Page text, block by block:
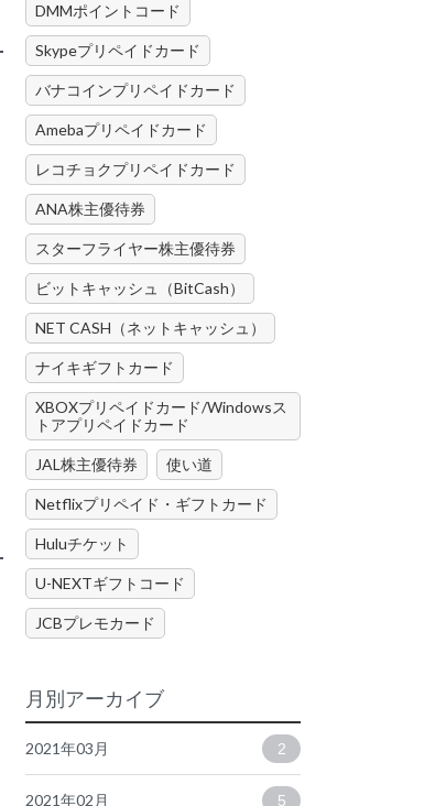
DMMポイントコード
Skypeプリペイドカード
バナコインプリペイドカード
Amebaプリペイドカード
レコチョクプリペイドカード
ANA株主優待券
スターフライヤー株主優待券
ビットキャッシュ（BitCash）
NET CASH（ネットキャッシュ）
ナイキギフトカード
XBOXプリペイドカード/Windowsス
トアプリペイドカード
JAL株主優待券 使い道
Netflixプリペイド・ギフトカード
Huluチケット
U-NEXTギフトコード
JCBプレモカード
月別アーカイブ
2021年03月 2
2021年02月 5